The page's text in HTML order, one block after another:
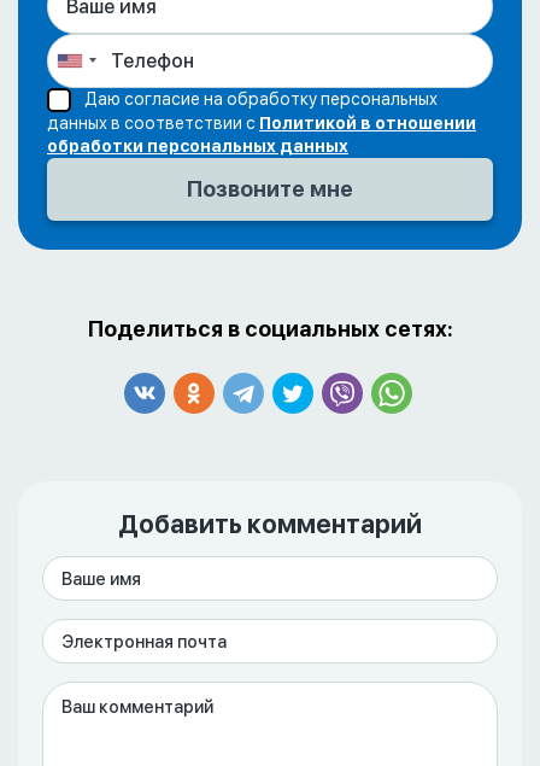
Даю согласие на обработку персональных
данных в соответствии с Политикой в отношении
обработки персональных данных
Поделиться в социальных сетях:
Добавить комментарий